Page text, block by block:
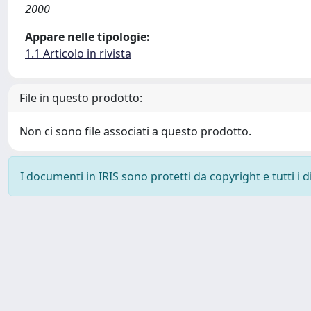
2000
Appare nelle tipologie:
1.1 Articolo in rivista
File in questo prodotto:
Non ci sono file associati a questo prodotto.
I documenti in IRIS sono protetti da copyright e tutti i